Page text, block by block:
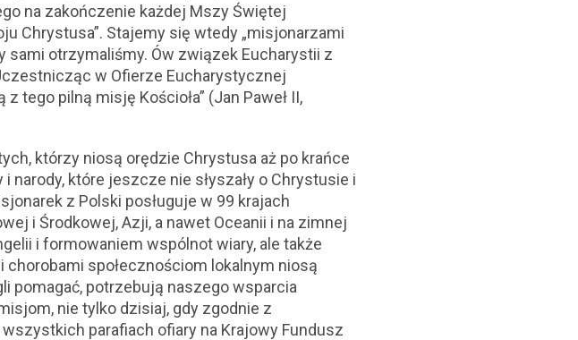
na zakończenie każdej Mszy Świętej
Chrystusa”. Stajemy się wtedy „misjonarzami
sami otrzymaliśmy. Ów związek Eucharystii z
w Ofierze Eucharystycznej
tego pilną misję Kościoła” (Jan Paweł II,
którzy niosą orędzie Chrystusa aż po krańce
narody, które jeszcze nie słyszały o Chrystusie i
z Polski posługuje w 99 krajach
i Środkowej, Azji, a nawet Oceanii i na zimnej
i formowaniem wspólnot wiary, ale także
chorobami społecznościom lokalnym niosą
pomagać, potrzebują naszego wsparcia
nie tylko dzisiaj, gdy zgodnie z
parafiach ofiary na Krajowy Fundusz